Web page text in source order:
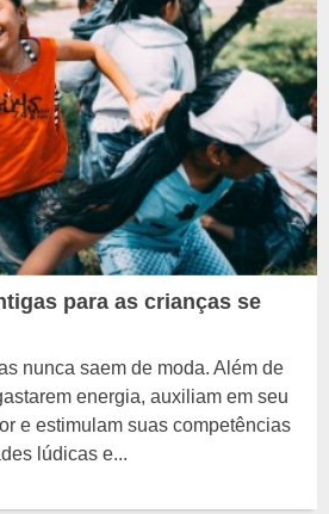
para as crianças se
nunca saem de moda. Além de
energia, auxiliam em seu
e estimulam suas competências
lúdicas e...